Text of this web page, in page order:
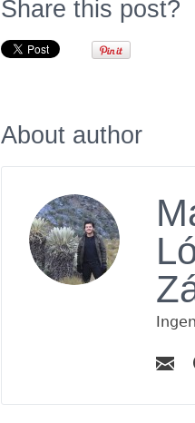
Share this post?
About author